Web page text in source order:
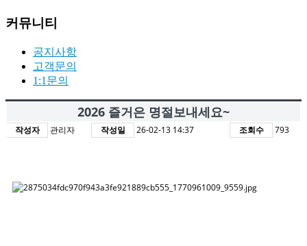
커뮤니티
공지사항
고객문의
1:1문의
2026 즐거은 명절보내세요~
작성자 관리자 작성일 26-02-13 14:37 조회수 793